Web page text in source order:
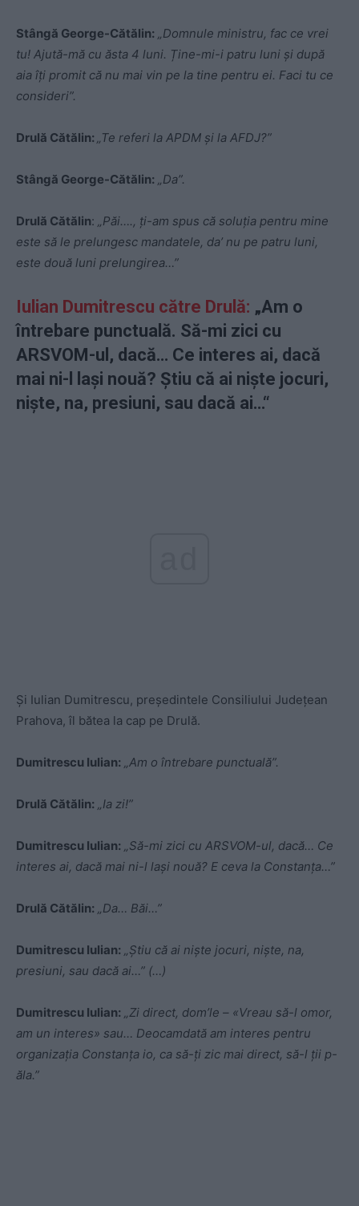
Stângă George-Cătălin: „Domnule ministru, fac ce vrei
tu! Ajută-mă cu ăsta 4 luni. Ține-mi-i patru luni și după
aia îți promit că nu mai vin pe la tine pentru ei. Faci tu ce
consideri”.
Drulă Cătălin: „Te referi la APDM și la AFDJ?”
Stângă George-Cătălin: „Da”.
Drulă Cătălin: „Păi…., ți-am spus că soluția pentru mine
este să le prelungesc mandatele, da’ nu pe patru luni,
este două luni prelungirea…”
Iulian Dumitrescu către Drulă: „Am o
întrebare punctuală. Să-mi zici cu
ARSVOM-ul, dacă… Ce interes ai, dacă
mai ni-l lași nouă? Știu că ai niște jocuri,
niște, na, presiuni, sau dacă ai…“
Și Iulian Dumitrescu, președintele Consiliului Județean
Prahova, îl bătea la cap pe Drulă.
Dumitrescu Iulian: „Am o întrebare punctuală”.
Drulă Cătălin: „Ia zi!”
Dumitrescu Iulian: „Să-mi zici cu ARSVOM-ul, dacă… Ce
interes ai, dacă mai ni-l lași nouă? E ceva la Constanța…”
Drulă Cătălin: „Da… Băi…”
Dumitrescu Iulian: „Știu că ai niște jocuri, niște, na,
presiuni, sau dacă ai…” (…)
Dumitrescu Iulian: „Zi direct, dom’le – «Vreau să-l omor,
am un interes» sau… Deocamdată am interes pentru
organizația Constanța io, ca să-ți zic mai direct, să-l ții p-
ăla.”